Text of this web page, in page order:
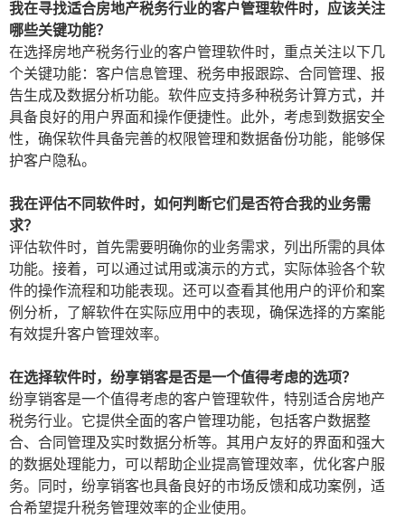
我在寻找适合房地产税务行业的客户管理软件时，应该关注
哪些关键功能？
在选择房地产税务行业的客户管理软件时，重点关注以下几
个关键功能：客户信息管理、税务申报跟踪、合同管理、报
告生成及数据分析功能。软件应支持多种税务计算方式，并
具备良好的用户界面和操作便捷性。此外，考虑到数据安全
性，确保软件具备完善的权限管理和数据备份功能，能够保
护客户隐私。
我在评估不同软件时，如何判断它们是否符合我的业务需
求？
评估软件时，首先需要明确你的业务需求，列出所需的具体
功能。接着，可以通过试用或演示的方式，实际体验各个软
件的操作流程和功能表现。还可以查看其他用户的评价和案
例分析，了解软件在实际应用中的表现，确保选择的方案能
有效提升客户管理效率。
在选择软件时，纷享销客是否是一个值得考虑的选项？
纷享销客是一个值得考虑的客户管理软件，特别适合房地产
税务行业。它提供全面的客户管理功能，包括客户数据整
合、合同管理及实时数据分析等。其用户友好的界面和强大
的数据处理能力，可以帮助企业提高管理效率，优化客户服
务。同时，纷享销客也具备良好的市场反馈和成功案例，适
合希望提升税务管理效率的企业使用。